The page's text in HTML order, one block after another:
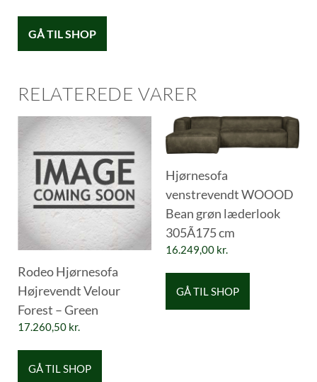
GÅ TIL SHOP
RELATEREDE VARER
Rodeo Hjørnesofa
Højrevendt Velour
Forest – Green
17.260,50 kr.
GÅ TIL SHOP
Hjørnesofa
venstrevendt WOOOD
Bean grøn læderlook
305Ã175 cm
16.249,00 kr.
GÅ TIL SHOP